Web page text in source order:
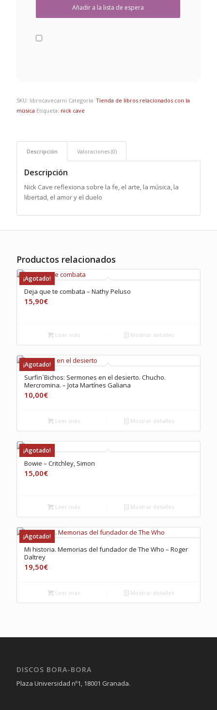
SKU: librocavecarni Categoría: Tienda de libros relacionados con la
música Etiqueta: nick cave
Descripción Valoraciones (0)
Descripción
Nick Cave reflexiona sobre la fe, el arte, la música, la
libertad, el amor y el duelo
Productos relacionados
¡Agotado!
Deja que te combata – Nathy Peluso
15,90€
Leer más Mostrar detalles
¡Agotado!
Surfin´Bichos: Sermones en el desierto. Chucho.
Mercromina. – Jota Martínes Galiana
10,00€
Leer más Mostrar detalles
¡Agotado!
Bowie – Critchley, Simon
15,00€
Leer más Mostrar detalles
¡Agotado!
Mi historia. Memorias del fundador de The Who – Roger
Daltrey
19,50€
Leer más Mostrar detalles
DISCOS BORA-BORA
Plaza Universidad nº1, 18001 Granada.